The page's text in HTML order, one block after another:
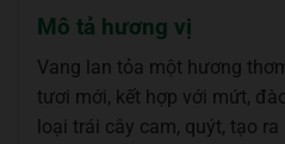
Mô tả hương vị
Vang lan tỏa một hương
tươi mới, kết hợp với mứt,
loại trái cây cam, quýt, tạo